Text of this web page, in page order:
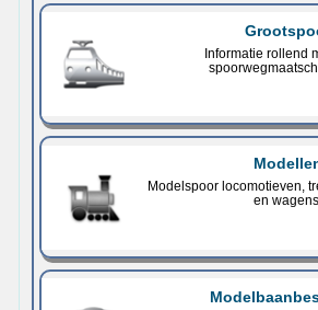
Informatie rollend
Modelspoor locomotieven,
en